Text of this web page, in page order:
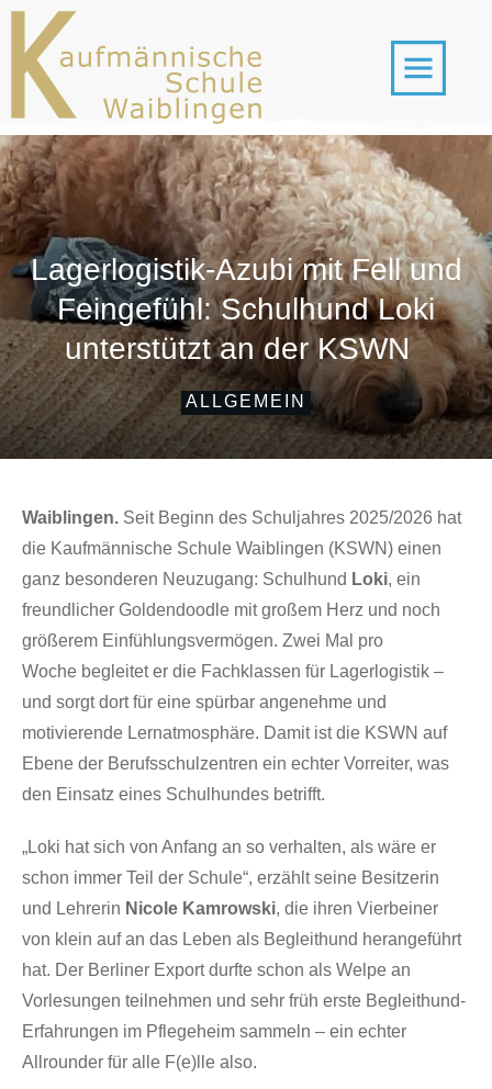
Lagerlogistik-Azubi mit Fell und
Feingefühl: Schulhund Loki
unterstützt an der KSWN
ALLGEMEIN
Waiblingen. Seit Beginn des Schuljahres 2025/2026 hat
die Kaufmännische Schule Waiblingen (KSWN) einen
ganz besonderen Neuzugang: Schulhund Loki, ein
freundlicher Goldendoodle mit großem Herz und noch
größerem Einfühlungsvermögen. Zwei Mal pro
Woche begleitet er die Fachklassen für Lagerlogistik –
und sorgt dort für eine spürbar angenehme und
motivierende Lernatmosphäre. Damit ist die KSWN auf
Ebene der Berufsschulzentren ein echter Vorreiter, was
den Einsatz eines Schulhundes betrifft.
„Loki hat sich von Anfang an so verhalten, als wäre er
schon immer Teil der Schule“, erzählt seine Besitzerin
und Lehrerin Nicole Kamrowski, die ihren Vierbeiner
von klein auf an das Leben als Begleithund herangeführt
hat. Der Berliner Export durfte schon als Welpe an
Vorlesungen teilnehmen und sehr früh erste Begleithund-
Erfahrungen im Pflegeheim sammeln – ein echter
Allrounder für alle F(e)lle also.